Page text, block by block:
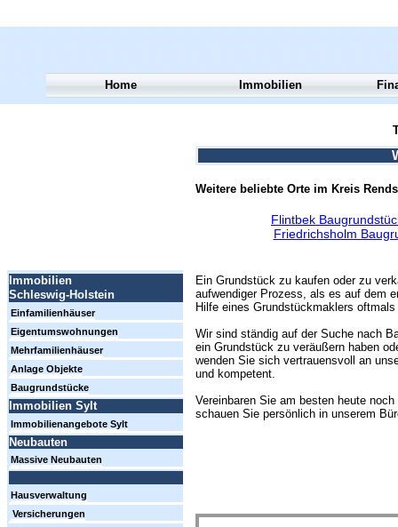
Weitere beliebte Orte im Kreis
Flintbek
Friedrichsholm
Ein Grundstück zu kaufen oder zu
aufwendiger Prozess, als es auf dem
Hilfe eines Grundstückmaklers
Wir sind ständig auf der Suche nach
ein Grundstück zu veräußern haben
wenden Sie sich vertrauensvoll an
und kompetent.
Vereinbaren Sie am besten heute
schauen Sie persönlich in unserem
Home Immobilien
Immobilien
Schleswig-Holstein
Einfamilienhäuser
Eigentumswohnungen
Mehrfamilienhäuser
Anlage Objekte
Baugrundstücke
Immobilien Sylt
Immobilienangebote Sylt
Neubauten
Massive Neubauten
Hausverwaltung
Versicherungen